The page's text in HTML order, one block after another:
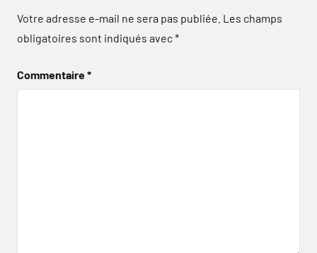
Votre adresse e-mail ne sera pas publiée. Les champs
obligatoires sont indiqués avec*
Commentaire*